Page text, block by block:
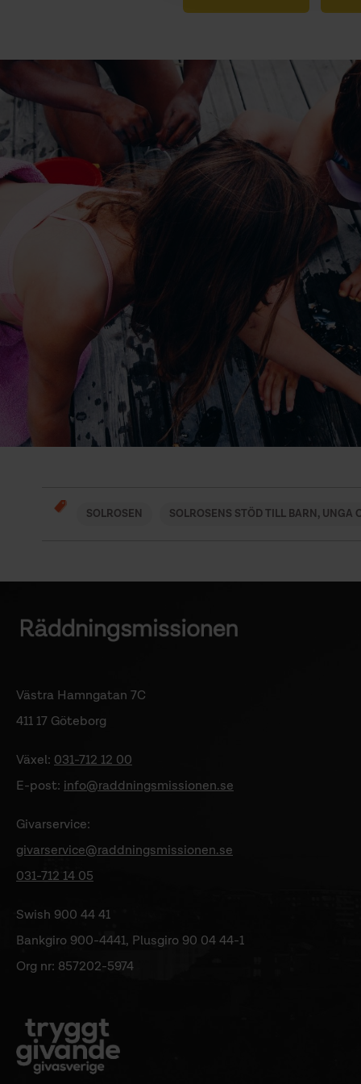
SOLROSEN SOLROSENS STÖD TILL BARN, UNGA
Västra Hamngatan 7C
411 17 Göteborg
Växel: 031-712 12 00
E-post: info@raddningsmissionen.se
Givarservice:
givarservice@raddningsmissionen.se
031-712 14 05
Swish 900 44 41
Bankgiro 900-4441, Plusgiro 90 04 44-1
Org nr: 857202-5974